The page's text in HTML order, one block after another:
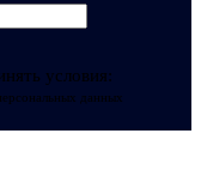
условия:
данных